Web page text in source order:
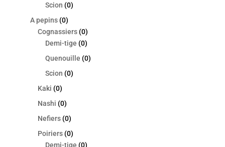
Scion (0)
A pepins (0)
Cognassiers (0)
Demi-tige (0)
Quenouille (0)
Scion (0)
Kaki (0)
Nashi (0)
Nefiers (0)
Poiriers (0)
Demi-tige (0)